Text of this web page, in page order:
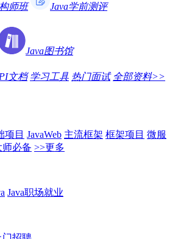
师班
Java学前测评
Java图书馆
文档 学习工具 热门面试 全部资料>>
项目 JavaWeb 主流框架 框架项目 微服
师必备 >>更多
Java职场就业